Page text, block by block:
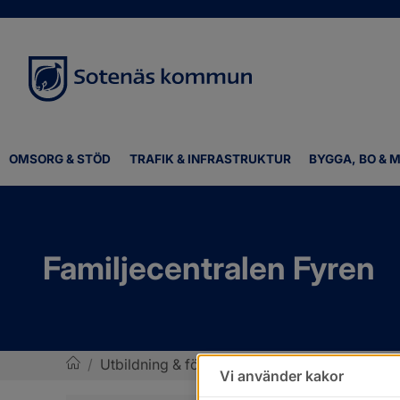
OMSORG & STÖD TRAFIK & INFRASTRUKTUR BYGGA, BO &
Familjecentralen Fyren
/ Utbildning & förskola
Vi använder kakor